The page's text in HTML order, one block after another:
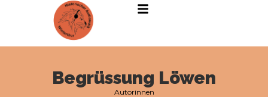
Begrüssung Löwen
Autorinnen